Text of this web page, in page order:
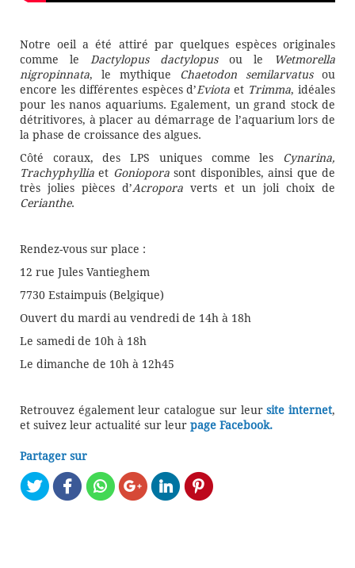
Notre oeil a été attiré par quelques espèces originales
comme le Dactylopus dactylopusou le
Wetmorella
nigropinnata, le mythique Chaetodon semilarvatusou
encore les différentes espèces d’Eviota et Trimma, idéales
pour les nanos aquariums. Egalement, un grand stock de
détritivores, à placer au démarrage de l’aquarium lors de
la phase de croissance des algues.
Côté coraux, des LPS uniques comme les Cynarina,
Trachyphylliaet Gonioporasont disponibles, ainsi que de
très jolies pièces d’Acropora verts et un joli choix de
Cerianthe.
Rendez-vous sur place :
12 rue Jules Vantieghem
7730 Estaimpuis (Belgique)
Ouvert du mardi au vendredi de 14h à 18h
Le samedi de 10h à 18h
Le dimanche de 10h à 12h45
Retrouvez également leur catalogue sur leursite internet,
et suivez leur actualité sur leur page Facebook.
Partager sur